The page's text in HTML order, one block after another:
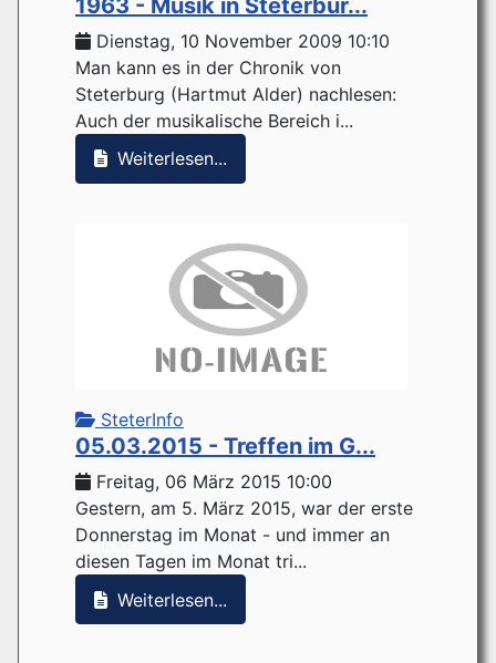
1963 - Musik in Steterbur...
Dienstag, 10 November 2009 10:10
Man kann es in der Chronik von
Steterburg (Hartmut Alder) nachlesen:
Auch der musikalische Bereich i...
Weiterlesen...
SteterInfo
05.03.2015 - Treffen im G...
Freitag, 06 März 2015 10:00
Gestern, am 5. März 2015, war der erste
Donnerstag im Monat - und immer an
diesen Tagen im Monat tri...
Weiterlesen...